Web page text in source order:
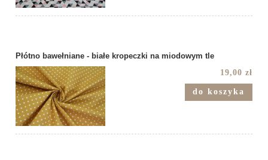
Płótno bawełniane - białe kropeczki na miodowym tle
19,00 zł
do koszyka